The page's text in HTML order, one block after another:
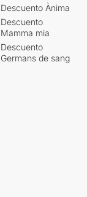
Descuento Ànima
Descuento
Mamma mia
Descuento
Germans de sang